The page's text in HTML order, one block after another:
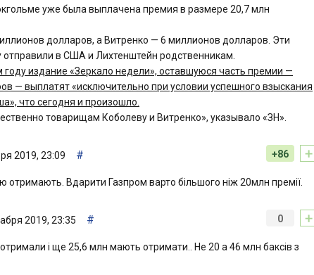
уже была выплачена премия в размере 20,7 млн
долларов, а Витренко — 6 миллионов долларов. Эти
в США и Лихтенштейн родственникам.
издание «Зеркало недели», оставшуюся часть премии —
— выплатят «исключительно при условии успешного взыскания
что сегодня и произошло.
товарищам Коболеву и Витренко», указывало «ЗН».
+
+86
2019, 23:09 #
отримають. Вдарити Газпром варто більшого ніж 20млн премії.
+
0
2019, 23:35 #
і ще 25,6 млн мають отримати.. Не 20 а 46 млн баксів з